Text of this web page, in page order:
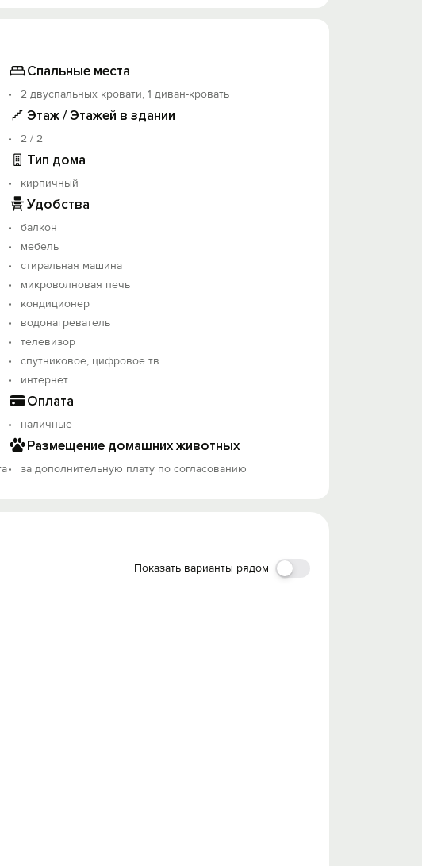
Спальные места
2 двуспальных кровати, 1 диван-кровать
Этаж / Этажей в здании
2 / 2
Тип дома
кирпичный
Удобства
балкон
мебель
стиральная машина
микроволновая печь
кондиционер
водонагреватель
телевизор
спутниковое, цифровое тв
интернет
Оплата
наличные
Размещение домашних животных
за дополнительную плату по согласованию
Показать варианты рядом